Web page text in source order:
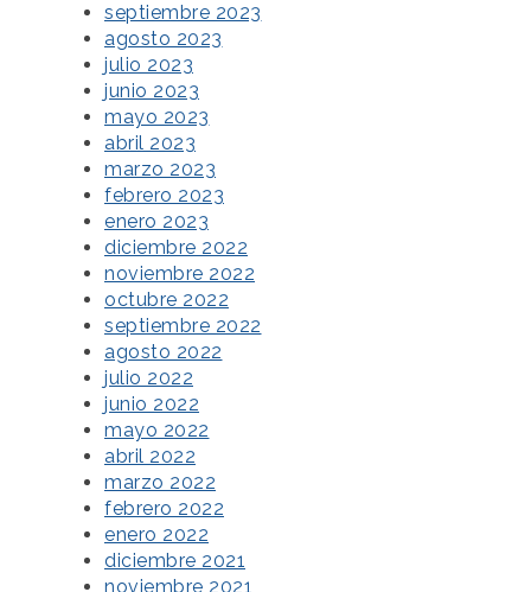
septiembre 2023
agosto 2023
julio 2023
junio 2023
mayo 2023
abril 2023
marzo 2023
febrero 2023
enero 2023
diciembre 2022
noviembre 2022
octubre 2022
septiembre 2022
agosto 2022
julio 2022
junio 2022
mayo 2022
abril 2022
marzo 2022
febrero 2022
enero 2022
diciembre 2021
noviembre 2021